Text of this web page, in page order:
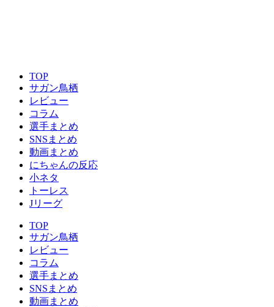
TOP
サガン鳥栖
レビュー
コラム
選手まとめ
SNSまとめ
動画まとめ
にちゃんの反応
小ネタ
トーレス
Jリーグ
TOP
サガン鳥栖
レビュー
コラム
選手まとめ
SNSまとめ
動画まとめ